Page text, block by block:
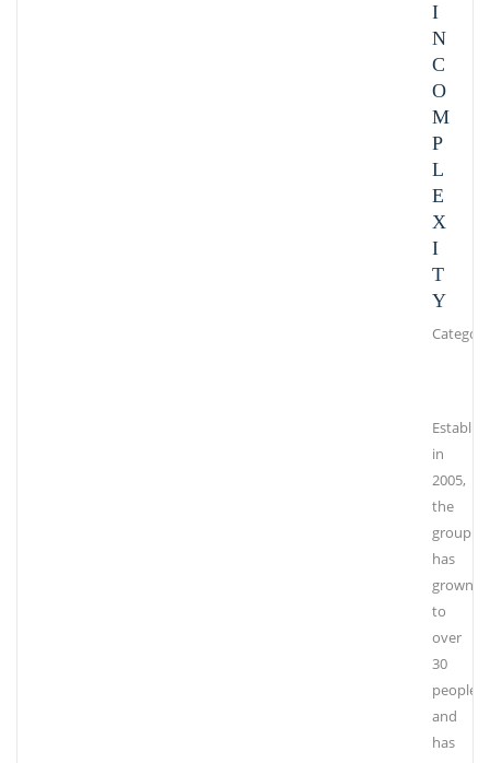
I
N
C
O
M
P
L
E
X
I
T
Y
in
2005,
the
group
has
grown
to
over
30
people
and
has